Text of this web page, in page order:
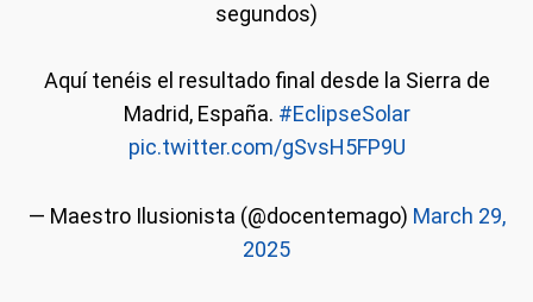
segundos)
Aquí tenéis el resultado final desde la Sierra de
Madrid, España. #EclipseSolar
pic.twitter.com/gSvsH5FP9U
— Maestro Ilusionista (@docentemago) March 29,
2025